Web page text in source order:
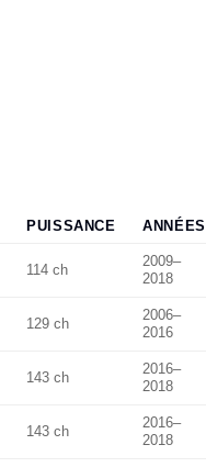
PUISSANCE ANNÉES
114 ch
2009–
2018
129 ch
2006–
2016
143 ch
2016–
2018
143 ch
2016–
2018